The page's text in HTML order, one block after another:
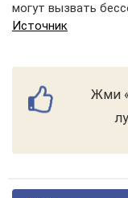
могут вызвать
Источник
Жми